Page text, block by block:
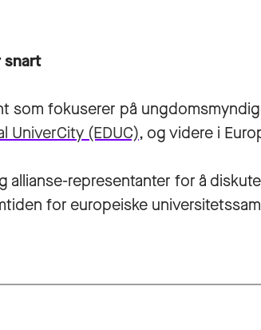
snart
som fokuserer på
UniverCity (EDUC), og videre i
representanter for å
for europeiske